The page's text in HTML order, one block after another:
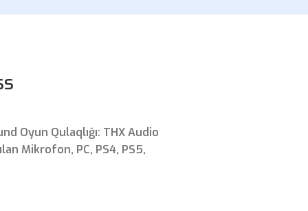
Oyun Qulaqlığı: THX Audio
Mikrofon, PC, PS4, PS5,